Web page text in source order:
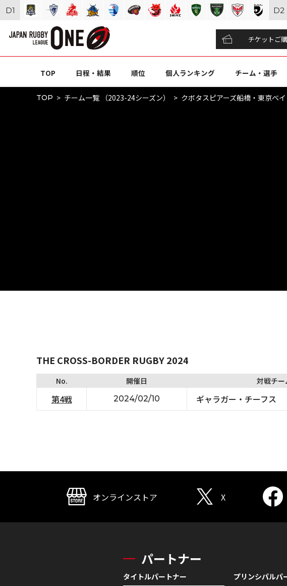
チケットご
TOP 日程・結果 順位 個人ランキング チーム・選手
TOP チーム一覧 （2023-24シーズン） クボタスピアーズ船橋・東京ベイ
THE CROSS-BORDER RUGBY 2024
No. 開催日 対戦チー
第4戦 2024/02/10 ギャラガー・チーフス
D1 D2
オンラインストア X
パートナー
タイトルパートナー プリンシパルパ